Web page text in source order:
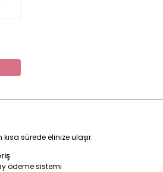
sürede elinize ulaşır.
ödeme sistemi